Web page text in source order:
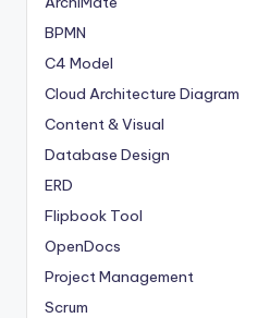
BPMN
C4 Model
Cloud Architecture Diagram
Content & Visual
Database Design
ERD
Flipbook Tool
OpenDocs
Project Management
Scrum